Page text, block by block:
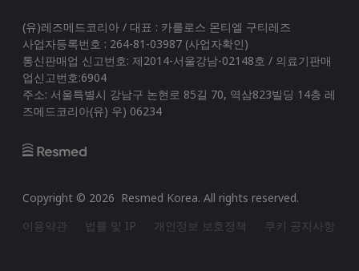
(유)레즈메드코리아 / 대표 : 카를로스 몬티엘 구티레즈
사업자등록번호 : 264-81-03987 (사업자확인)
통신판매업 신고번호: 제2014-서울강남-02148호 / 의료기판매
업신고번호:6904
주소: 서울특별시 강남구 논현로 85길 70, 역삼823빌딩 14층 레
즈메드코리아(유) 우) 06234
Copyright © 2026 Resmed Korea. All rights reserved.
이용약관
법률 및 IP 개인정보 보호정책 쿠키 공지사항